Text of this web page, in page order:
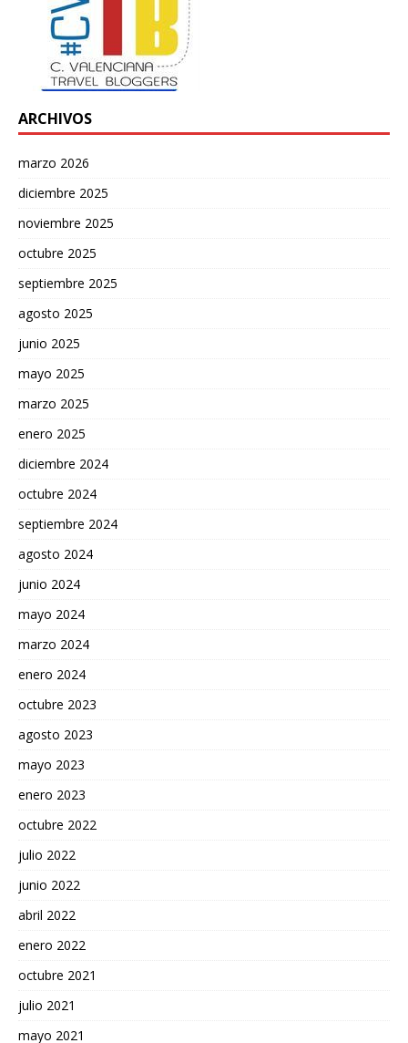
ARCHIVOS
marzo 2026
diciembre 2025
noviembre 2025
octubre 2025
septiembre 2025
agosto 2025
junio 2025
mayo 2025
marzo 2025
enero 2025
diciembre 2024
octubre 2024
septiembre 2024
agosto 2024
junio 2024
mayo 2024
marzo 2024
enero 2024
octubre 2023
agosto 2023
mayo 2023
enero 2023
octubre 2022
julio 2022
junio 2022
abril 2022
enero 2022
octubre 2021
julio 2021
mayo 2021